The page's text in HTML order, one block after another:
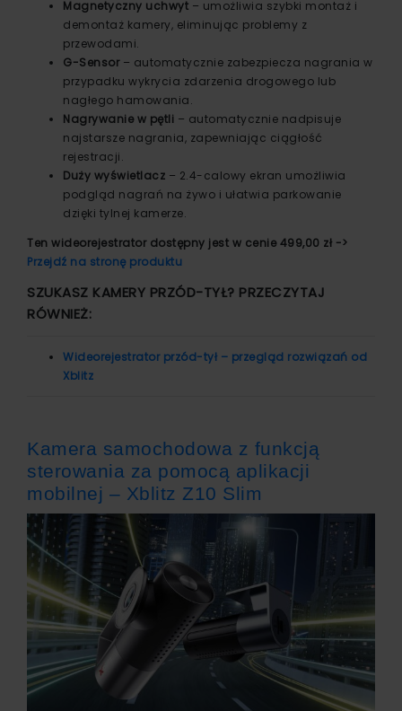
Magnetyczny uchwyt – umożliwia szybki montaż i
demontaż kamery, eliminując problemy z
przewodami.
G-Sensor– automatycznie zabezpiecza nagrania w
przypadku wykrycia zdarzenia drogowego lub
nagłego hamowania.
Nagrywanie w pętli – automatycznie nadpisuje
najstarsze nagrania, zapewniając ciągłość
rejestracji.
Duży wyświetlacz – 2.4-calowy ekran umożliwia
podgląd nagrań na żywo i ułatwia parkowanie
dzięki tylnej kamerze.
Ten wideorejestrator dostępny jest w cenie 499,00 zł ->
Przejdź na stronę produktu
SZUKASZ KAMERY PRZÓD-TYŁ? PRZECZYTAJ
RÓWNIEŻ:
Wideorejestrator przód-tył – przegląd rozwiązań od
Xblitz
Kamera samochodowa z funkcją
sterowania za pomocą aplikacji
mobilnej – Xblitz Z10 Slim